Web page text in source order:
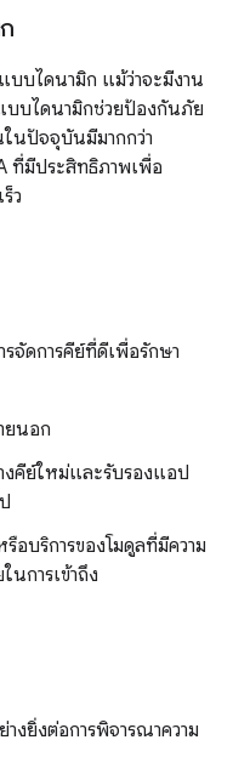
บไดนามิก แม้ว่าจะมีงาน
บบไดนามิกช่วยป้องกันภัย
นปัจจุบันมีมากกว่า
ที่มีประสิทธิภาพเพื่อ
ว
จัดการคีย์ที่ดีเพื่อรักษา
ยนอก
งคีย์ใหม่และรับรองแอป
อบริการของโมดูลที่มีความ
การเข้าถึง
งยิ่งต่อการพิจารณาความ